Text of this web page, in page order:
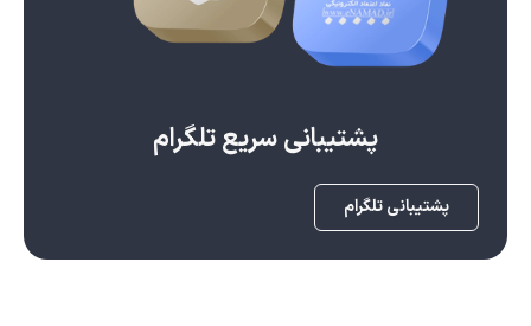
پشتیبانی سریع تلگرام
پشتیبانی تلگرام